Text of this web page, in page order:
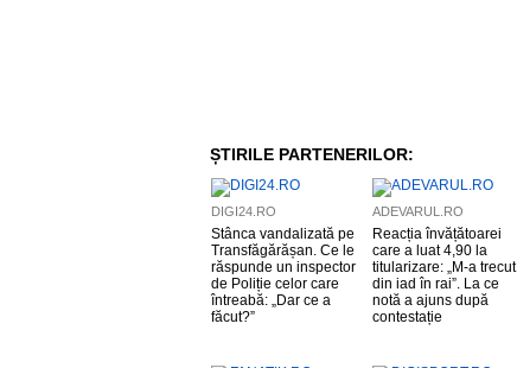
ȘTIRILE PARTENERILOR:
DIGI24.RO
Stânca vandalizată pe
Transfăgărășan. Ce le
răspunde un inspector
de Poliție celor care
întreabă: „Dar ce a
făcut?”
ADEVARUL.RO
Reacția învățătoarei
care a luat 4,90 la
titularizare: „M-a trecut
din iad în rai”. La ce
notă a ajuns după
contestație